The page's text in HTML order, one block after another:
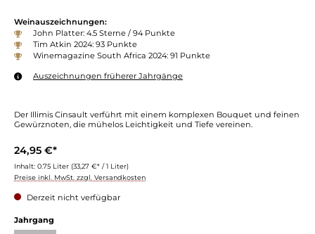
Weinauszeichnungen:
John Platter: 4.5 Sterne / 94 Punkte
Tim Atkin 2024: 93 Punkte
Winemagazine South Africa 2024: 91 Punkte
Auszeichnungen früherer Jahrgänge
Der Illimis Cinsault verführt mit einem komplexen Bouquet und feinen
Gewürznoten, die mühelos Leichtigkeit und Tiefe vereinen.
24,95 €*
Inhalt: 0.75 Liter (33,27 €* / 1 Liter)
Preise inkl. MwSt. zzgl. Versandkosten
Derzeit nicht verfügbar
Jahrgang